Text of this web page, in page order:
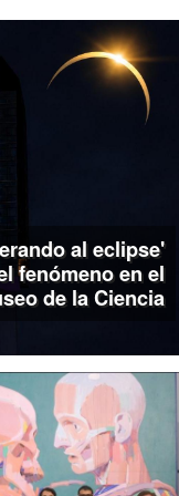
al eclipse'
fenómeno en el
de la Ciencia